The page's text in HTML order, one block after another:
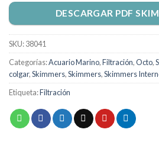
DESCARGAR PDF
SKU:38041
Categorías:Acuario Marino,Filtración,Octo,
colgar,Skimmers,Skimmers,Skimmers
Etiqueta:Filtración